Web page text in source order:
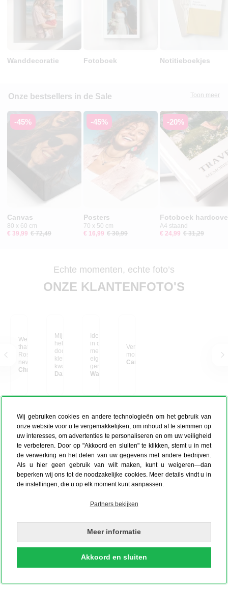
Wij gebruiken cookies en andere technologieën om het gebruik van
onze website voor u te vergemakkelijken, om inhoud af te stemmen op
uw interesses, om advertenties te personaliseren en om uw veiligheid
te verbeteren. Door op "Akkoord en sluiten" te klikken, stemt u in met
de verwerking en het delen van uw gegevens met andere bedrijven.
Als u hier geen gebruik van wilt maken, kunt u weigeren—dan
beperken wij ons tot de noodzakelijke cookies. Meer details vindt u in
de instellingen, die u op elk moment kunt aanpassen.
Partners bekijken
Meer informatie
Akkoord en sluiten
Wanddecoratie Fotoboek Notitieboekjes
Onze bestsellers in de Sale Toon meer
-45%
Canvas
80 x 60 cm
€ 39,99 € 72,49
-45%
Posters
70 x 50 cm
€ 16,99 € 30,99
-20%
Fotoboek
A4 staand
€ 24,99 € 31,29
Echte momenten, echte foto’s
ONZE KLANTENFOTO'S
We cherish the book
that stays with us, while
Ross's sculptures find
new homes.
Chris from Belgium
Mijn bureau is
helemaal opgefleurd
door dit canvas! De
kleuren zijn helder, de
kwaliteit is uitstekend
en het geeft meteen
kijk, word ik blij. Zeker
wat extra warmte en
persoonlijkheid wil
geven!
Daisy
Ideaal om een schutting
in de tuin op te fleuren
met een foto van je
eigen bloemen,zo
geniet je er het het jaar
door van.
Walter uit Belgie
Verzameling van leuke
momenten
Caroline Scheldeman